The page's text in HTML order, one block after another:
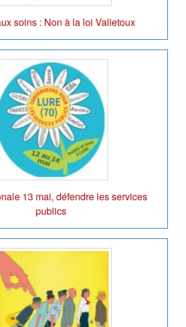
soins : Non à la loi Valletoux
13 mai, défendre les services
publics